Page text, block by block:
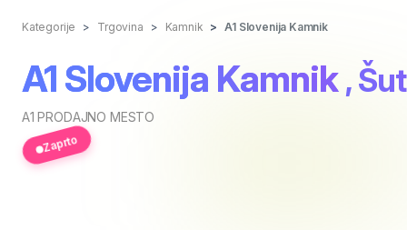
Kategorije Trgovina Kamnik A1 Slovenija Kamnik
A1 Slovenija Kamnik ,
A1 PRODAJNO MESTO
Zaprto